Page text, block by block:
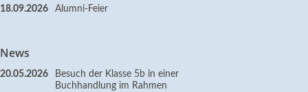
18.09.2026 Alumni-Feier
News
20.05.2026
Besuch der Klasse 5b in einer
Buchhandlung im Rahmen